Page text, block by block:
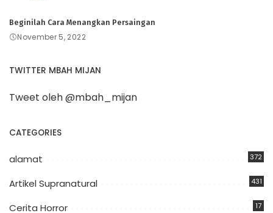
Beginilah Cara Menangkan Persaingan
November 5, 2022
TWITTER MBAH MIJAN
Tweet oleh @mbah_mijan
CATEGORIES
alamat 372
Artikel Supranatural 431
Cerita Horror 17